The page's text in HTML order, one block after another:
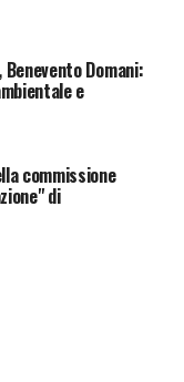
Domani:
e
commissione
di